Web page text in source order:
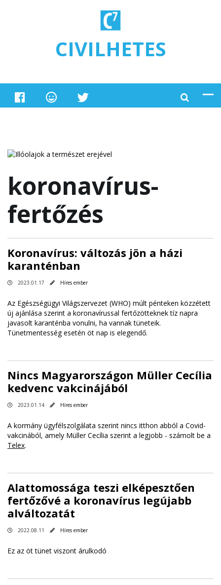
CIVILHETES
koronavírus-
fertőzés
Koronavírus: változás jön a házi
karanténban
2023.01.17 Híres ember
Az Egészségügyi Világszervezet (WHO) múlt pénteken közzétett
új ajánlása szerint a koronavírussal fertőzötteknek tíz napra
javasolt karanténba vonulni, ha vannak tüneteik.
Tünetmentesség esetén öt nap is elegendő.
Nincs Magyarországon Müller Cecília
kedvenc vakcinájából
2023.01.14 Híres ember
A kormány ügyfélszolgálata szerint nincs itthon abból a Covid-
vakcinából, amely Müller Cecília szerint a legjobb - számolt be a
Telex.
Alattomossága teszi elképesztően
fertőzővé a koronavírus legújabb
alváltozatát
2022.08.11 Híres ember
Ez az öt tünet viszont árulkodó